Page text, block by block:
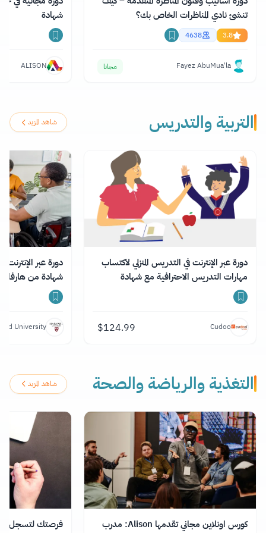
تنشئ نادي المناظرات الخاص بك؟
3.8
4638
Fayez AbuMua'la مجانا
شهادة
ALISON
التربية والتدريس شاهد المزيد
دورة عبر الإنترنت في التدريس المنزلي لاكتساب
مهارات التدريس الاحترافية مع شهادة
Cudoo
$124.99
دورة عبر الإنترنت
شهادة من هارفارد
University
التغذية والرياضة والصحة شاهد المزيد
كورس اونلاين مجاني تقدمها Alison: مدرب
فرصتك لتسجل في